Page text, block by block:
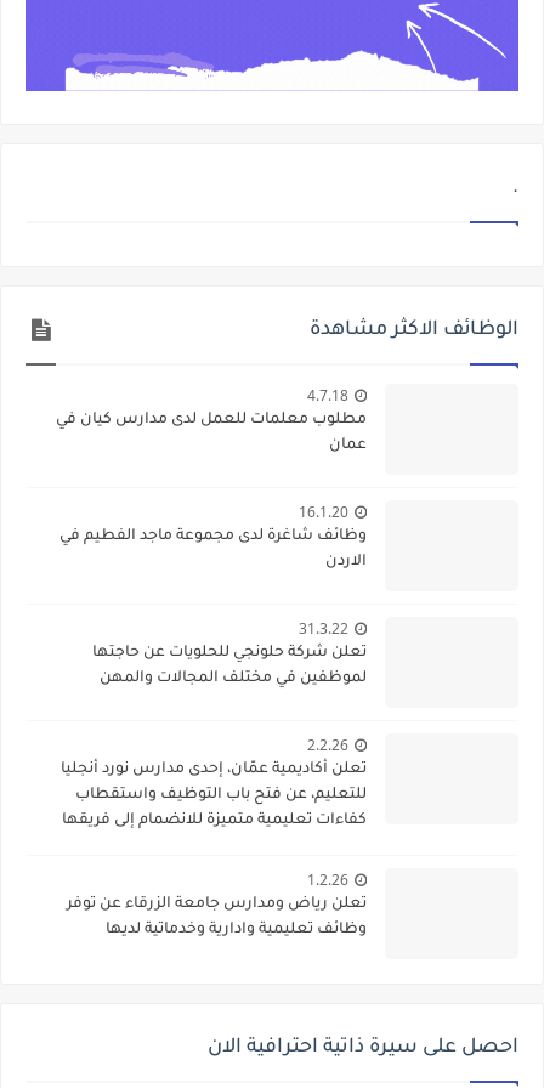
.
الوظائف الاكثر مشاهدة
4.7.18
مطلوب معلمات للعمل لدى مدارس كيان في
عمان
16.1.20
وظائف شاغرة لدى مجموعة ماجد الفطيم في
الاردن
31.3.22
تعلن شركة حلونجي للحلويات عن حاجتها
لموظفين في مختلف المجالات والمهن
2.2.26
تعلن أكاديمية عمّان، إحدى مدارس نورد أنجليا
للتعليم، عن فتح باب التوظيف واستقطاب
كفاءات تعليمية متميزة للانضمام إلى فريقها
1.2.26
تعلن رياض ومدارس جامعة الزرقاء عن توفر
وظائف تعليمية وادارية وخدماتية لديها
احصل على سيرة ذاتية احترافية الان